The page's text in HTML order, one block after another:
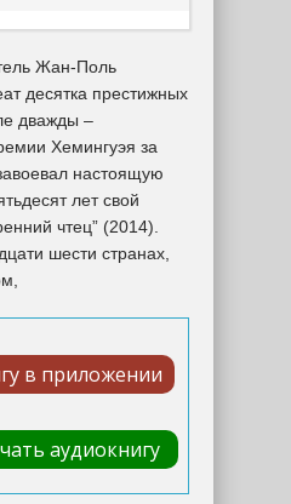
Жан-Поль
десятка престижных
дважды –
Хемингуэя за
настоящую
лет свой
чтец” (2014).
шести странах,
в приложении
аудиокнигу